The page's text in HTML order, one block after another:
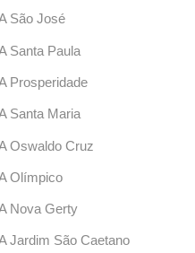
São José
Santa Paula
Prosperidade
Santa Maria
Oswaldo Cruz
Olímpico
Nova Gerty
Jardim São Caetano